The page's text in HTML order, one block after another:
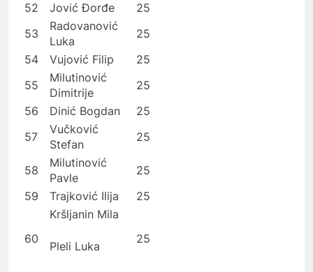
52
Jović Đorđe
25
53
Radovanović
Luka
25
54
Vujović Filip
25
55
Milutinović
Dimitrije
25
56
Dinić Bogdan
25
57
Vučković
Stefan
25
58
Milutinović
Pavle
25
59
Trajković Ilija 25
60
Kršljanin Mila
Pleli Luka
25